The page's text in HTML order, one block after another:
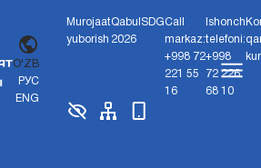
O'ZB
РУС
ENG
Murojaat
yuborish
Qabul
2026
SDGCall
markaz:
+998 72
221 55
16
Ishonch
telefoni:
+998
72 226
68 10